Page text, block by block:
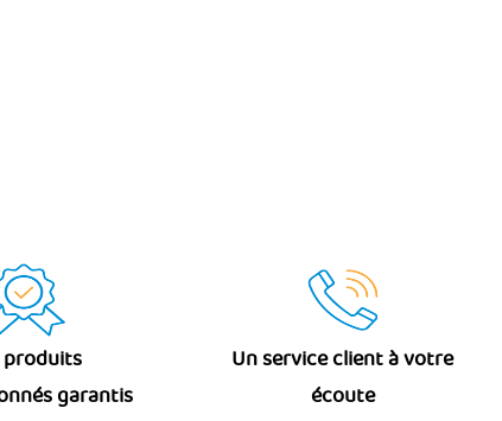
produits
garantis
Un service client à votre
écoute